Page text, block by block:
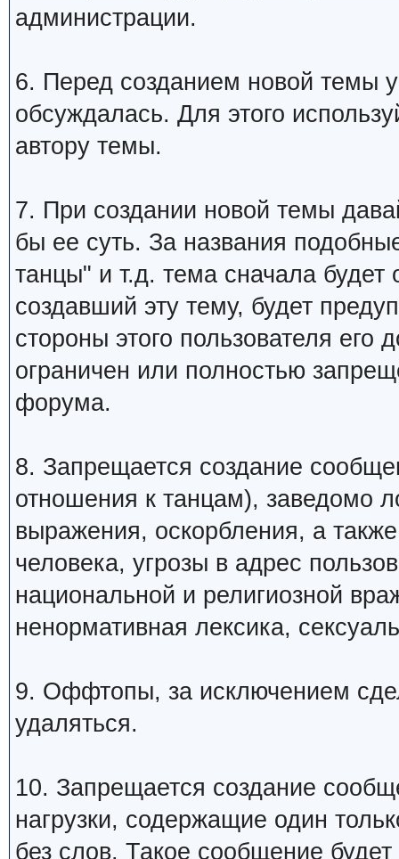
администрации.
6. Перед созданием новой темы
обсуждалась. Для этого
автору темы.
7. При создании новой темы
бы ее суть. За названия
танцы" и т.д. тема сначала будет
создавший эту тему, будет
стороны этого пользователя
ограничен или полностью
форума.
8. Запрещается создание
отношения к танцам), заведомо
выражения, оскорбления, а
человека, угрозы в адрес
национальной и религиозной
ненормативная лексика,
9. Оффтопы, за исключением
удаляться.
10. Запрещается создание
нагрузки, содержащие один
без слов. Такое сообщение